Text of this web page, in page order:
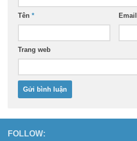
Tên * Email
Trang web
FOLLOW: